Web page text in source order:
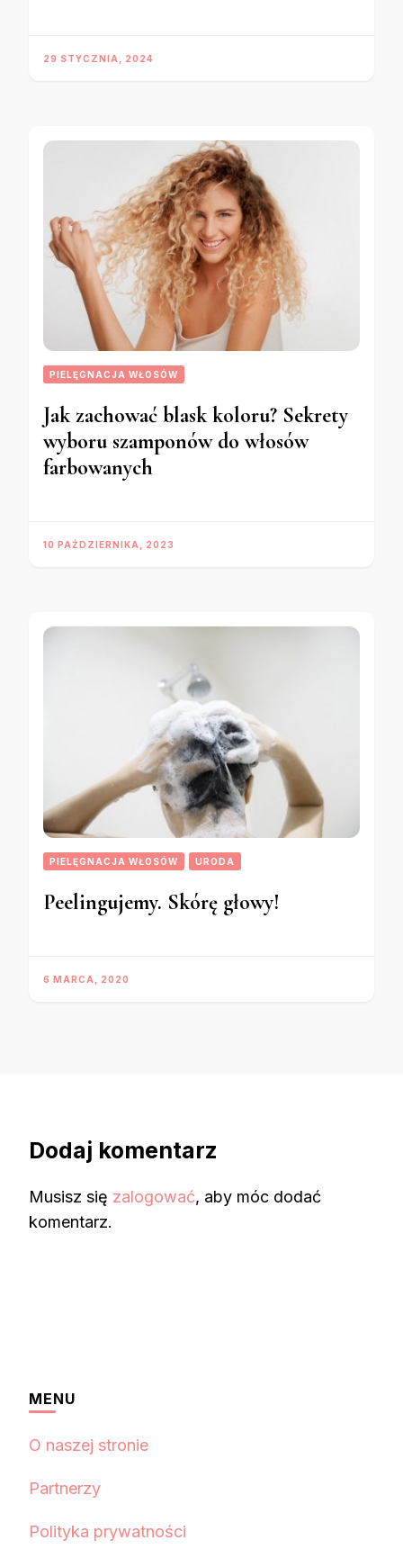
29 STYCZNIA, 2024
PIELĘGNACJA WŁOSÓW
Jak zachować blask koloru? Sekrety
wyboru szamponów do włosów
farbowanych
10 PAŹDZIERNIKA, 2023
PIELĘGNACJA WŁOSÓW URODA
Peelingujemy. Skórę głowy!
6 MARCA, 2020
Dodaj komentarz
Musisz się zalogować, aby móc dodać
komentarz.
MENU
O naszej stronie
Partnerzy
Polityka prywatności